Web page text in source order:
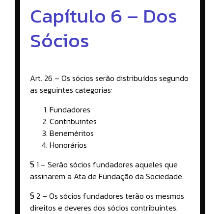
Capítulo 6 – Dos
Sócios
Art. 26 – Os sócios serão distribuídos segundo
as seguintes categorias:
Fundadores
Contribuintes
Beneméritos
Honorários
§ 1 – Serão sócios fundadores aqueles que
assinarem a Ata de Fundação da Sociedade.
§ 2 – Os sócios fundadores terão os mesmos
direitos e deveres dos sócios contribuintes.